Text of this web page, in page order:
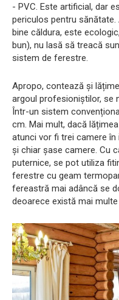
- PVC. Este artificial, dar
periculos pentru
bine căldura, este
bun), nu lasă să treacă
sistem de ferestre.
Apropo, contează și
argoul profesioniștilor, se
Într-un sistem
cm. Mai mult, dacă
atunci vor fi trei camere în
și chiar șase camere. Cu
puternice, se pot utiliza
ferestre cu geam
fereastră mai adâncă se
deoarece există mai